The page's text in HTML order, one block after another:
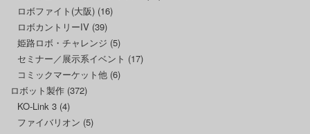
ロボファイト(大阪) (16)
ロボカントリーIV (39)
姫路ロボ・チャレンジ (5)
セミナー／展示系イベント (17)
コミックマーケット他 (6)
ロボット製作 (372)
KO-Link 3 (4)
ファイバリオン (5)